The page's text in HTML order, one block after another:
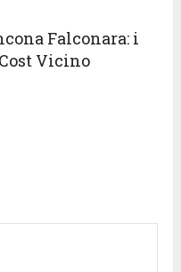
Falconara: i
Vicino